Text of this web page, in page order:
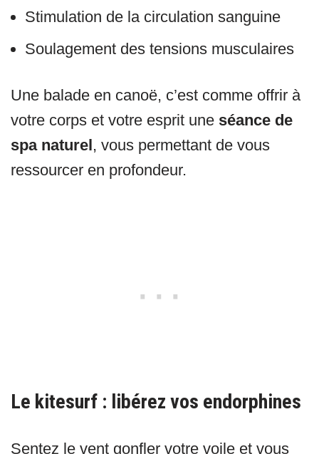
Stimulation de la circulation sanguine
Soulagement des tensions musculaires
Une balade en canoë, c’est comme offrir à
votre corps et votre esprit une séance de
spa naturel, vous permettant de vous
ressourcer en profondeur.
Le kitesurf : libérez vos endorphines
Sentez le vent gonfler votre voile et vous